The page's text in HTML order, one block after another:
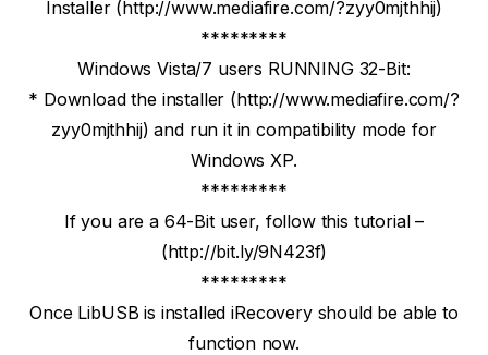
Installer (http://www.mediafire.com/?zyy0mjthhij)
*********
Windows Vista/7 users RUNNING 32-Bit:
* Download the installer (http://www.mediafire.com/?
zyy0mjthhij) and run it in compatibility mode for
Windows XP.
*********
If you are a 64-Bit user, follow this tutorial –
(http://bit.ly/9N423f)
*********
Once LibUSB is installed iRecovery should be able to
function now.